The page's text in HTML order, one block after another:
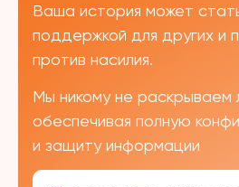
Ваша история может
поддержкой для других и
против насилия.
Мы никому не раскрываем
обеспечивая полную
и защиту информации